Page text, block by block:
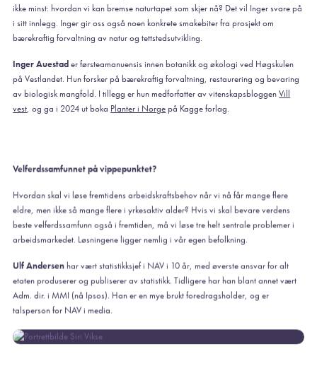
ikke minst: hvordan vi kan bremse naturtapet som skjer nå? Det vil Inger svare på
i sitt innlegg. Inger gir oss også noen konkrete smakebiter fra prosjekt om
bærekraftig forvaltning av natur og tettstedsutvikling.
Inger Auestad er førsteamanuensis innen botanikk og økologi ved Høgskulen
på Vestlandet. Hun forsker på bærekraftig forvaltning, restaurering og bevaring
av biologisk mangfold. I tillegg er hun medforfatter av vitenskapsbloggenVill
vest, og ga i 2024 ut boka Planter i Norge på Kagge forlag.
Velferdssamfunnet på vippepunktet?
Hvordan skal vi løse fremtidens arbeidskraftsbehov når vi nå får mange flere
eldre, men ikke så mange flere i yrkesaktiv alder? Hvis vi skal bevare verdens
beste velferdssamfunn også i fremtiden, må vi løse tre helt sentrale problemer i
arbeidsmarkedet. Løsningene ligger nemlig i vår egen befolkning.
Ulf Andersen har vært statistikksjef i NAV i 10 år, med øverste ansvar for alt
etaten produserer og publiserer av statistikk. Tidligere har han blant annet vært
Adm. dir. i MMI (nå Ipsos). Han er en mye brukt foredragsholder, og er
talsperson for NAV i media.